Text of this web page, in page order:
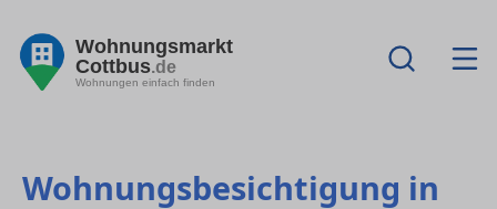
Wohnungsmarkt
Cottbus.de
Wohnungen einfach finden
Wohnungsbesichtigung in